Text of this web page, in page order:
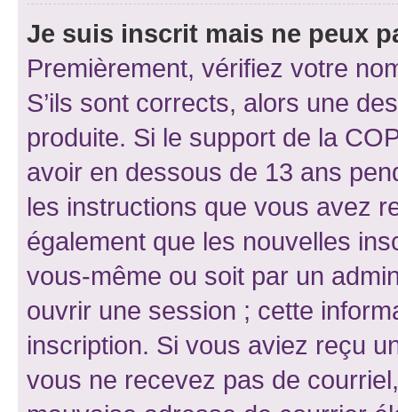
Je suis inscrit mais ne peux
Premièrement, vérifiez votre
S’ils sont corrects, alors une
produite. Si le support de la
avoir en dessous de 13 ans
les instructions que vous avez
également que les nouvelles
vous-même ou soit par un
ouvrir une session ; cette
inscription. Si vous aviez reçu
vous ne recevez pas de